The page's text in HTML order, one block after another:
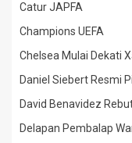
Catur JAPFA
Champions UEFA
Chelsea Mulai Dekati
Daniel Siebert Resmi
David Benavidez
Delapan Pembalap